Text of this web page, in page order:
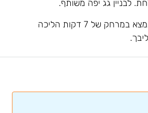
לבניין גג יפה משותף.
בניין נמצא במרחק של 7 דקות הליכה